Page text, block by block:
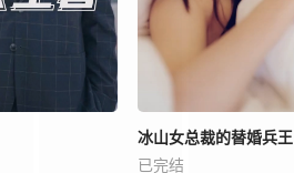
冰山女总裁的替婚兵王
已完结